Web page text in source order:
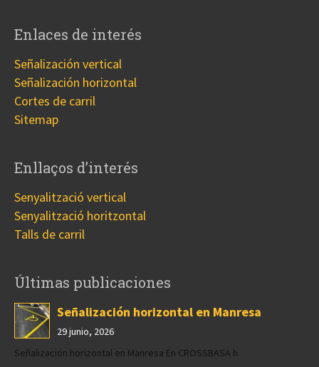
Enlaces de interés
Señalización vertical
Señalización horizontal
Cortes de carril
Sitemap
Enllaços d’interés
Senyalització vertical
Senyalització horitzontal
Talls de carril
Últimas publicaciones
Señalización horizontal en Manresa
29 junio, 2026
Señalización horizontal en Manresa En CROSSBASA h